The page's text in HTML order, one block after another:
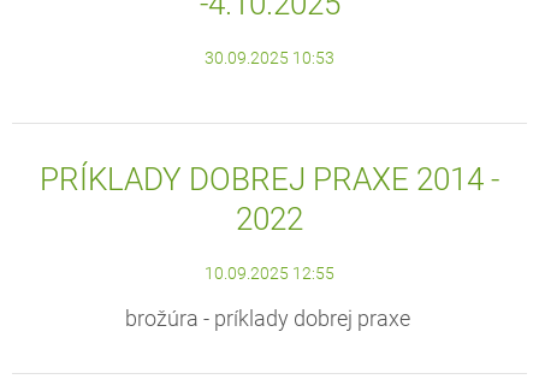
30.09.2025 10:53
PRÍKLADY DOBREJ PRAXE 2014 -
2022
10.09.2025 12:55
brožúra - príklady dobrej praxe